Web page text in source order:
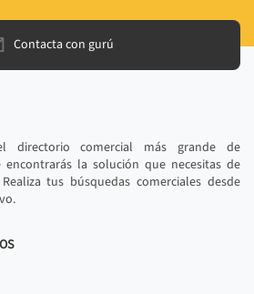
Contacta con gurú
directorio comercial más grande de
la solución que necesitas de
tus búsquedas comerciales desde